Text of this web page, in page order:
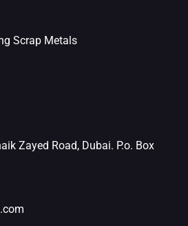
Scrap Metals
Zayed Road, Dubai. P.o. Box